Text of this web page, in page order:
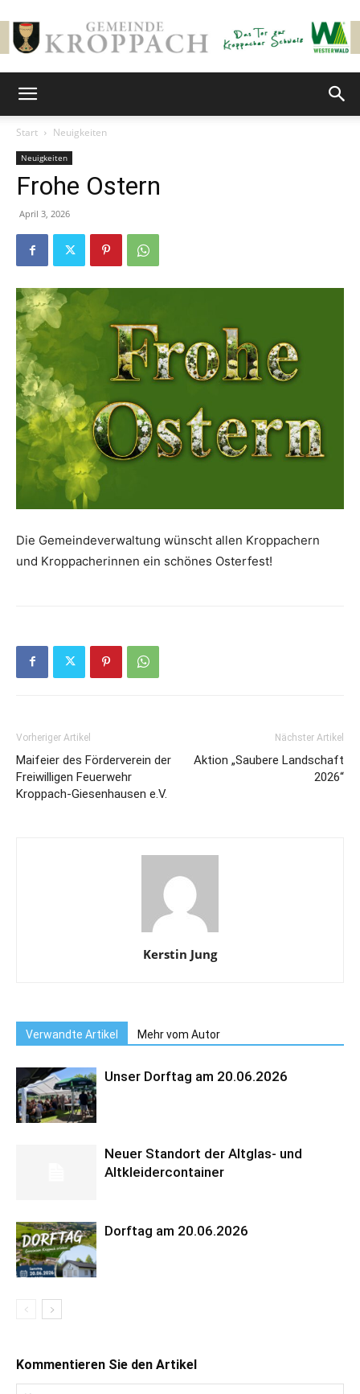
Start Neuigkeiten
Neuigkeiten
Frohe Ostern
April 3, 2026
Die Gemeindeverwaltung wünscht allen Kroppachern
und Kroppacherinnen ein schönes Osterfest!
Vorheriger Artikel
Maifeier des Förderverein der
Freiwilligen Feuerwehr
Kroppach-Giesenhausen e.V.
Nächster Artikel
Aktion „Saubere Landschaft
2026“
Kerstin Jung
Verwandte Artikel Mehr vom Autor
Unser Dorftag am 20.06.2026
Neuer Standort der Altglas- und
Altkleidercontainer
Dorftag am 20.06.2026
Kommentieren Sie den Artikel